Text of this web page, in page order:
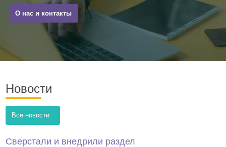
О нас и контакты
Новости
Все новости
Сверстали и внедрили раздел